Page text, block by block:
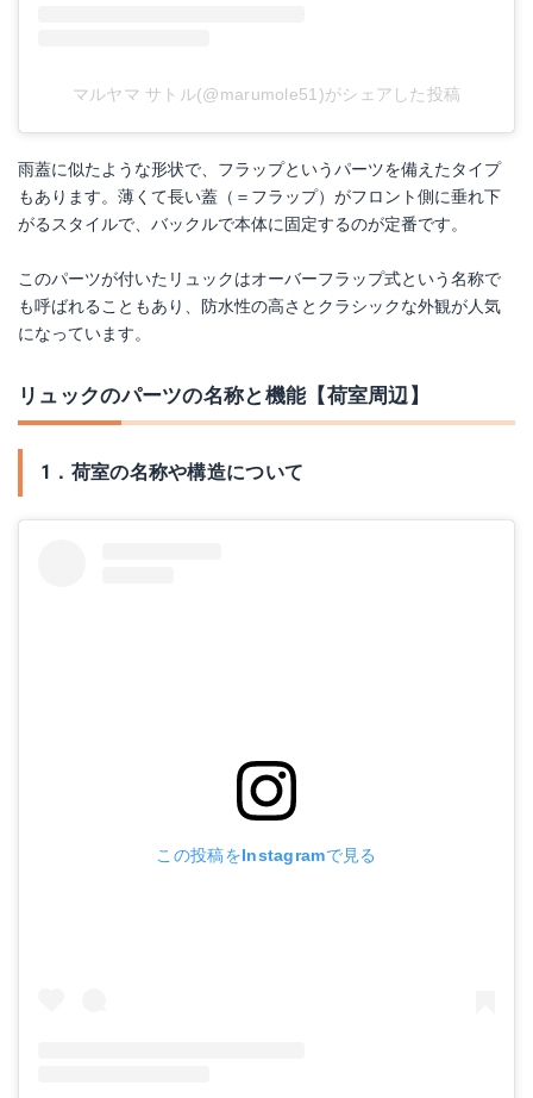
マルヤマ サトル(@marumole51)がシェアした投稿
雨蓋に似たような形状で、フラップというパーツを備えたタイプ
もあります。薄くて長い蓋（＝フラップ）がフロント側に垂れ下
がるスタイルで、バックルで本体に固定するのが定番です。
このパーツが付いたリュックはオーバーフラップ式という名称で
も呼ばれることもあり、防水性の高さとクラシックな外観が人気
になっています。
リュックのパーツの名称と機能【荷室周辺】
1．荷室の名称や構造について
この投稿をInstagramで見る